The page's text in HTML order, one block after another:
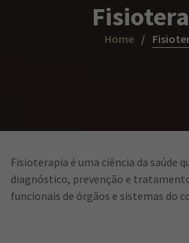
Home
Fisioterapia é uma ciência da saúde
diagnóstico, prevenção e
funcionais de órgãos e sistemas do